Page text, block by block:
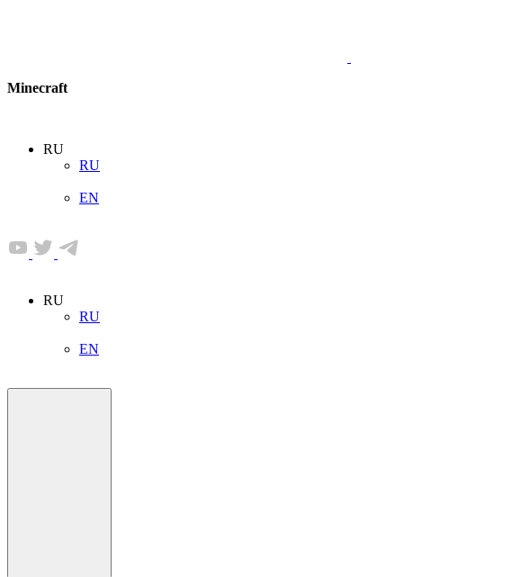
Minecraft
RU
RU
EN
RU
RU
EN